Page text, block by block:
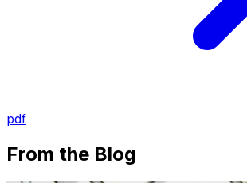
pdf
From the Blog